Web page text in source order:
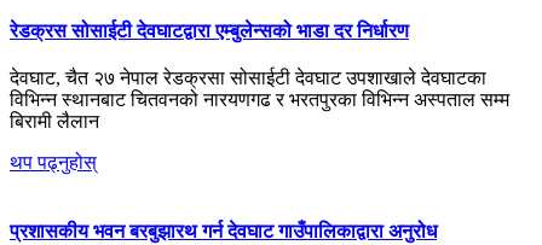
रेडक्रस सोसाईटी देवघाटद्वारा एम्बुलेन्सको भाडा दर निर्धारण
देवघाट, चैत २७ नेपाल रेडक्रसा सोसाईटी देवघाट उपशाखाले देवघाटका
विभिन्न स्थानबाट चितवनको नारयणगढ र भरतपुरका विभिन्न अस्पताल सम्म
बिरामी लैलान
थप पढ्नुहोस्
प्रशासकीय भवन बरबुझारथ गर्न देवघाट गाउँपालिकाद्वारा अनुरोध